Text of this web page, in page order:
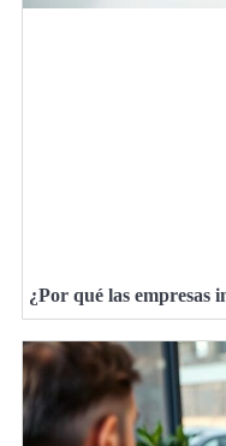
¿Por qué las empresas